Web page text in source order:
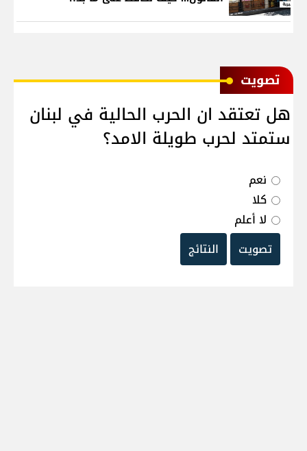
ﺗﺼﻮﻳﺖ
هل تعتقد ان الحرب الحالية في لبنان
ستمتد لحرب طويلة الامد؟
نعم
كلا
لا أعلم
تصويت
النتائج